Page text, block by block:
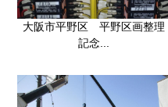
大阪市平野区 平野区画整理
記念...